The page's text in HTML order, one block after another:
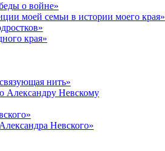
о войне»
моей семьи в истории моего края»
края»
нить»
Александру Невскому
Невского»